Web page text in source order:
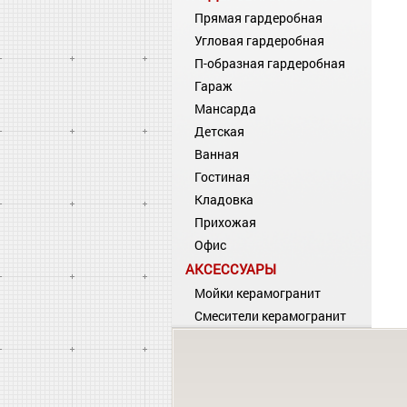
Прямая гардеробная
Угловая гардеробная
П-образная гардеробная
Гараж
Мансарда
Детская
Ванная
Гостиная
Кладовка
Прихожая
Офис
АКСЕССУАРЫ
Мойки керамогранит
Смесители керамогранит